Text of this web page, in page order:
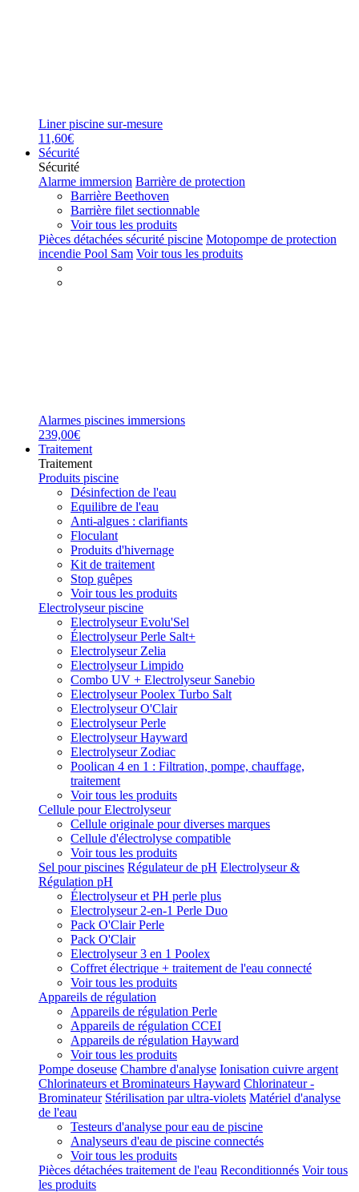
Liner piscine sur-mesure
11,60€
Sécurité
Sécurité
Alarme immersion Barrière de protection
Barrière Beethoven
Barrière filet sectionnable
Voir tous les produits
Pièces détachées sécurité piscine Motopompe de protection
incendie Pool Sam Voir tous les produits
Alarmes piscines immersions
239,00€
Traitement
Traitement
Produits piscine
Désinfection de l'eau
Equilibre de l'eau
Anti-algues : clarifiants
Floculant
Produits d'hivernage
Kit de traitement
Stop guêpes
Voir tous les produits
Electrolyseur piscine
Electrolyseur Evolu'Sel
Électrolyseur Perle Salt+
Electrolyseur Zelia
Electrolyseur Limpido
Combo UV + Electrolyseur Sanebio
Electrolyseur Poolex Turbo Salt
Electrolyseur O'Clair
Electrolyseur Perle
Electrolyseur Hayward
Electrolyseur Zodiac
Poolican 4 en 1 : Filtration, pompe, chauffage,
traitement
Voir tous les produits
Cellule pour Electrolyseur
Cellule originale pour diverses marques
Cellule d'électrolyse compatible
Voir tous les produits
Sel pour piscines Régulateur de pH Electrolyseur &
Régulation pH
Électrolyseur et PH perle plus
Electrolyseur 2-en-1 Perle Duo
Pack O'Clair Perle
Pack O'Clair
Electrolyseur 3 en 1 Poolex
Coffret électrique + traitement de l'eau connecté
Voir tous les produits
Appareils de régulation
Appareils de régulation Perle
Appareils de régulation CCEI
Appareils de régulation Hayward
Voir tous les produits
Pompe doseuse Chambre d'analyse Ionisation cuivre argent
Chlorinateurs et Brominateurs Hayward Chlorinateur -
Brominateur Stérilisation par ultra-violets Matériel d'analyse
de l'eau
Testeurs d'analyse pour eau de piscine
Analyseurs d'eau de piscine connectés
Voir tous les produits
Pièces détachées traitement de l'eau Reconditionnés Voir tous
les produits